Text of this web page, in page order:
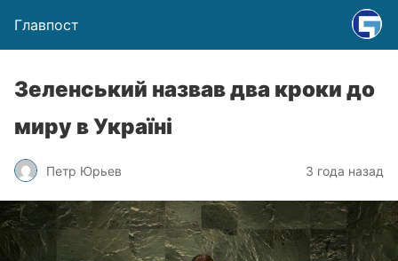
Главпост
Зеленський назвав два кроки до
миру в Україні
Петр Юрьев 3 года назад